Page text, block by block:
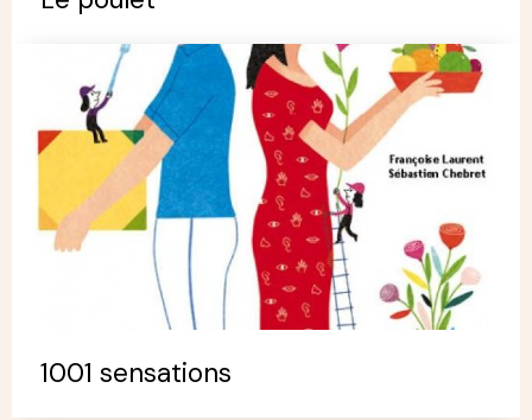
1001 sensations